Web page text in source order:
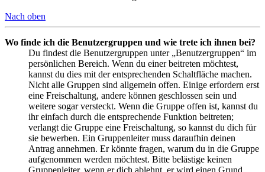
Nach oben
Wo finde ich die Benutzergruppen und wie trete ich ihnen bei?
Du findest die Benutzergruppen unter „Benutzergruppen“ im
persönlichen Bereich. Wenn du einer beitreten möchtest,
kannst du dies mit der entsprechenden Schaltfläche machen.
Nicht alle Gruppen sind allgemein offen. Einige erfordern erst
eine Freischaltung, andere können geschlossen sein und
weitere sogar versteckt. Wenn die Gruppe offen ist, kannst du
ihr einfach durch die entsprechende Funktion beitreten;
verlangt die Gruppe eine Freischaltung, so kannst du dich für
sie bewerben. Ein Gruppenleiter muss daraufhin deinen
Antrag annehmen. Er könnte fragen, warum du in die Gruppe
aufgenommen werden möchtest. Bitte belästige keinen